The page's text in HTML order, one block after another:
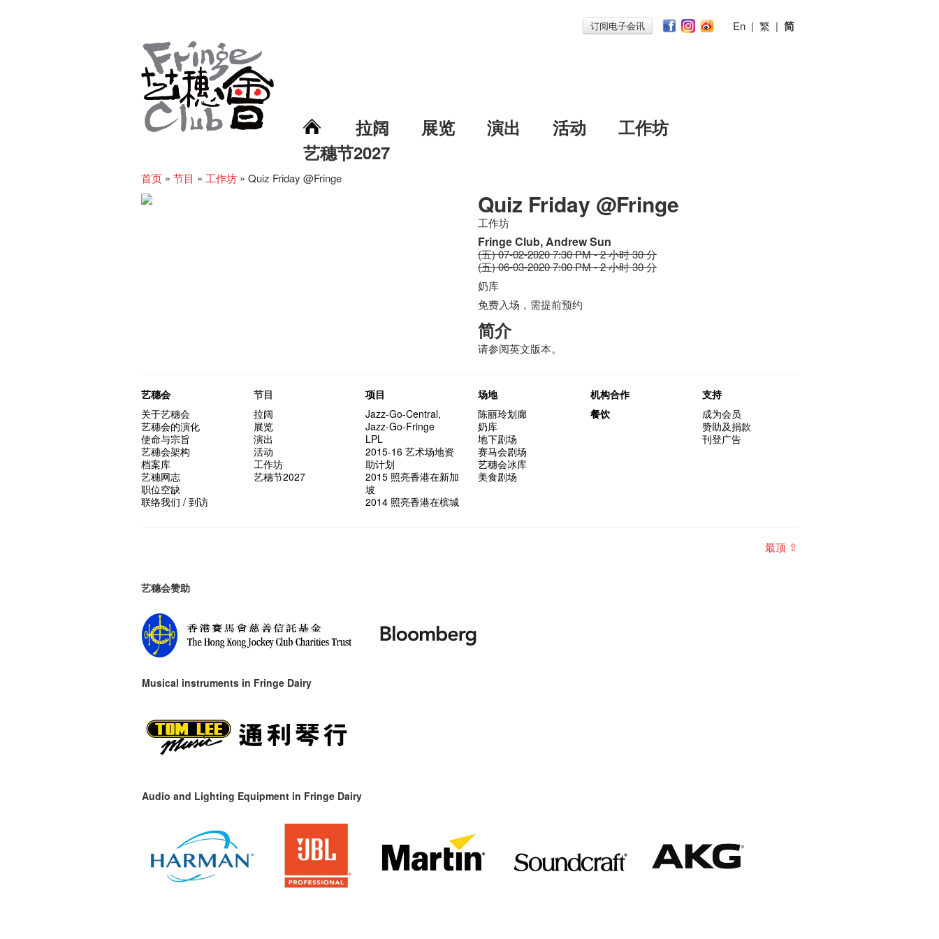
订阅电子会讯 En | 繁 | 简
拉阔 展览 演出 活动
工作坊
艺穗节2027
首页 » 节目 » 工作坊 » Quiz Friday @Fringe
Quiz Friday @Fringe
工作坊
Fringe Club, Andrew Sun
(五) 07-02-2020 7:30 PM - 2 小时 30 分
(五) 06-03-2020 7:00 PM - 2 小时 30 分
奶库
免费入场，需提前预约
简介
请参阅英文版本。
艺穗会
关于艺穗会
艺穗会的演化
使命与宗旨
艺穗会架构
档案库
艺穗网志
职位空缺
联络我们 / 到访
节目
拉阔
展览
演出
活动
工作坊
艺穗节2027
项目
Jazz-Go-Central,
Jazz-Go-Fringe
LPL
2015-16 艺术场地资
助计划
2015 照亮香港在新加
坡
2014 照亮香港在槟城
场地
陈丽玲划廊
奶库
地下剧场
赛马会剧场
艺穗会冰库
美食剧场
机构合作
餐饮
支持
成为会员
赞助及捐款
刊登广告
最顶 ⇧
艺穗会赞助
Musical instruments in Fringe Dairy
Audio and Lighting Equipment in Fringe Dairy